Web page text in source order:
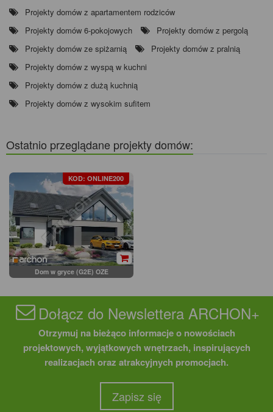
Projekty domów z apartamentem rodziców
Projekty domów 6-pokojowych
Projekty domów z pergolą
Projekty domów ze spiżarnią
Projekty domów z pralnią
Projekty domów z wyspą w kuchni
Projekty domów z dużą kuchnią
Projekty domów z wysokim sufitem
Ostatnio przeglądane projekty domów:
KOD: ONLINE200
Dom w gryce (G2E) OZE
Dołącz do Newslettera ARCHON+
Otrzymuj na bieżąco informacje o nowościach
projektowych, wyjątkowych wnętrzach, inspirujących
realizacjach oraz atrakcyjnych promocjach.
Zapisz się